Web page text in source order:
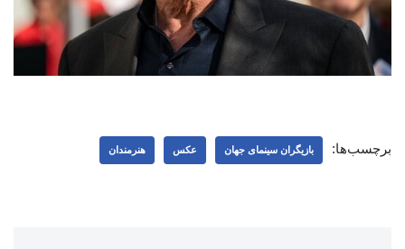
برچسب‌ها: بازیگران سینمای جهان عکس هنرمندان